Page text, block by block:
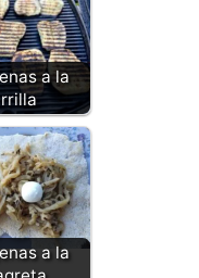
a la
a la